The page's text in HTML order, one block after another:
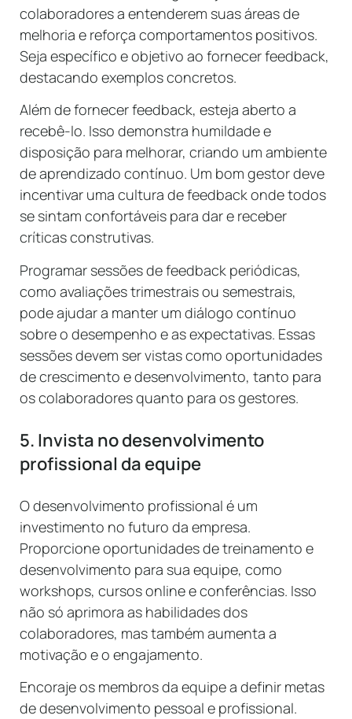
colaboradores a entenderem suas áreas de
melhoria e reforça comportamentos positivos.
Seja específico e objetivo ao fornecer feedback,
destacando exemplos concretos.
Além de fornecer feedback, esteja aberto a
recebê-lo. Isso demonstra humildade e
disposição para melhorar, criando um ambiente
de aprendizado contínuo. Um bom gestor deve
incentivar uma cultura de feedback onde todos
se sintam confortáveis para dar e receber
críticas construtivas.
Programar sessões de feedback periódicas,
como avaliações trimestrais ou semestrais,
pode ajudar a manter um diálogo contínuo
sobre o desempenho e as expectativas. Essas
sessões devem ser vistas como oportunidades
de crescimento e desenvolvimento, tanto para
os colaboradores quanto para os gestores.
5. Invista no desenvolvimento
profissional da equipe
O desenvolvimento profissional é um
investimento no futuro da empresa.
Proporcione oportunidades de treinamento e
desenvolvimento para sua equipe, como
workshops, cursos online e conferências. Isso
não só aprimora as habilidades dos
colaboradores, mas também aumenta a
motivação e o engajamento.
Encoraje os membros da equipe a definir metas
de desenvolvimento pessoal e profissional.